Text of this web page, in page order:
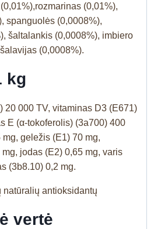
(0,01%),
spanguolės (0,0008%),
šaltalankis (0,0008%), imbiero
(0,0008%).
kg
20 000 TV, vitaminas D3 (E671)
E (α-tokoferolis) (3a700) 400
geležis (E1) 70 mg,
jodas (E2) 0,65 mg, varis
(3b8.10) 0,2 mg.
natūralių antioksidantų
vertė